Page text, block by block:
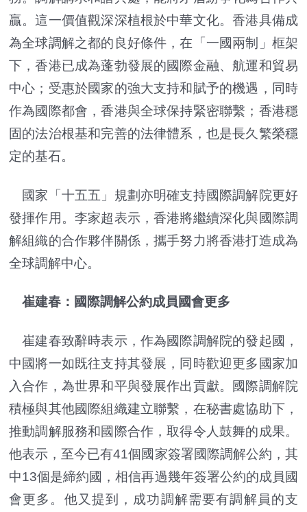
贏。這一價值觀深深植根於中華文化。香港具備成
為全球調解之都的良好條件，在「一國兩制」框架
下，香港已成為蓬勃發展的國際金融、航運和貿易
中心；受惠於國家的強大支持和賦予的機遇，同時
作為國際都會，香港與全球保持緊密聯繫；香港穩
固的法治根基和完善的法律體系，也是長久繁榮穩
定的基石。
國家「十五五」規劃亦明確支持國際調解院更好
發揮作用。李家超表示，香港將繼續深化與國際調
解組織的合作夥伴關係，攜手努力將香港打造成為
全球調解中心。
崔建春：國際調解公約成員國會更多
崔建春致辭時表示，作為國際調解院的發起國，
中國將一如既往支持其發展，同時歡迎更多國家加
入合作，為世界和平與發展作出貢獻。國際調解院
積極與其他國際組織建立聯繫，在秘書處協助下，
推動調解服務和國際合作，取得令人鼓舞的成果。
他表示，至今已有41個國家簽署國際調解公約，其
中13個是締約國，相信再過幾年簽署公約的成員國
會更多。他又提到，成功調解需要有調解員的支